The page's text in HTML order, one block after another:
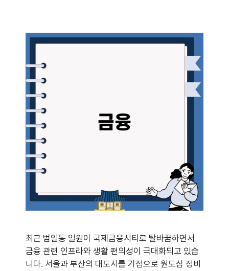
최근 범일동 일원이 국제금융시티로 탈바꿈하면서
금융 관련 인프라와 생활 편의성이 극대화되고 있습
니다. 서울과 부산의 대도시를 기점으로 원도심 정비